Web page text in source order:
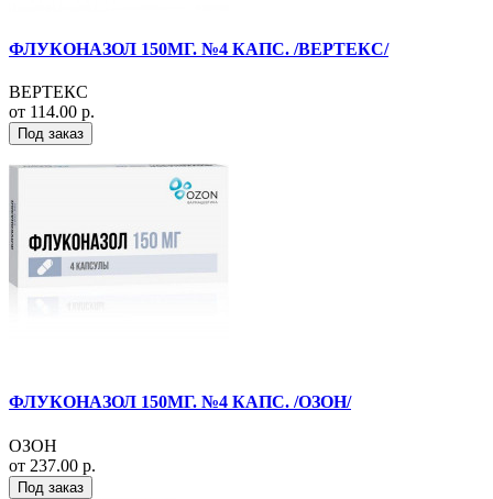
ФЛУКОНАЗОЛ 150МГ. №4 КАПС. /ВЕРТЕКС/
ВЕРТЕКС
от 114.00 р.
Под заказ
ФЛУКОНАЗОЛ 150МГ. №4 КАПС. /ОЗОН/
ОЗОН
от 237.00 р.
Под заказ